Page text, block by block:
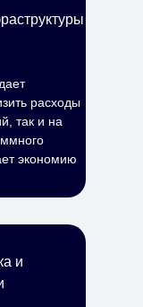
расходы
так и на
экономию
и